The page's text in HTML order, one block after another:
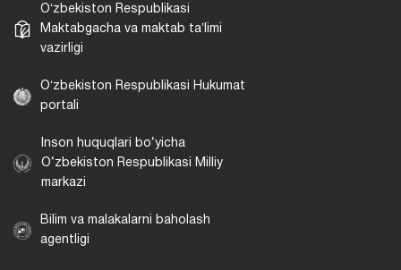
Oʻzbekiston Respublikasi
Maktabgacha va maktab taʼlimi
vazirligi
Oʻzbekiston Respublikasi Hukumat
portali
Inson huquqlari bo‘yicha
O‘zbekiston Respublikasi Milliy
markazi
Bilim va malakalarni baholash
agentligi